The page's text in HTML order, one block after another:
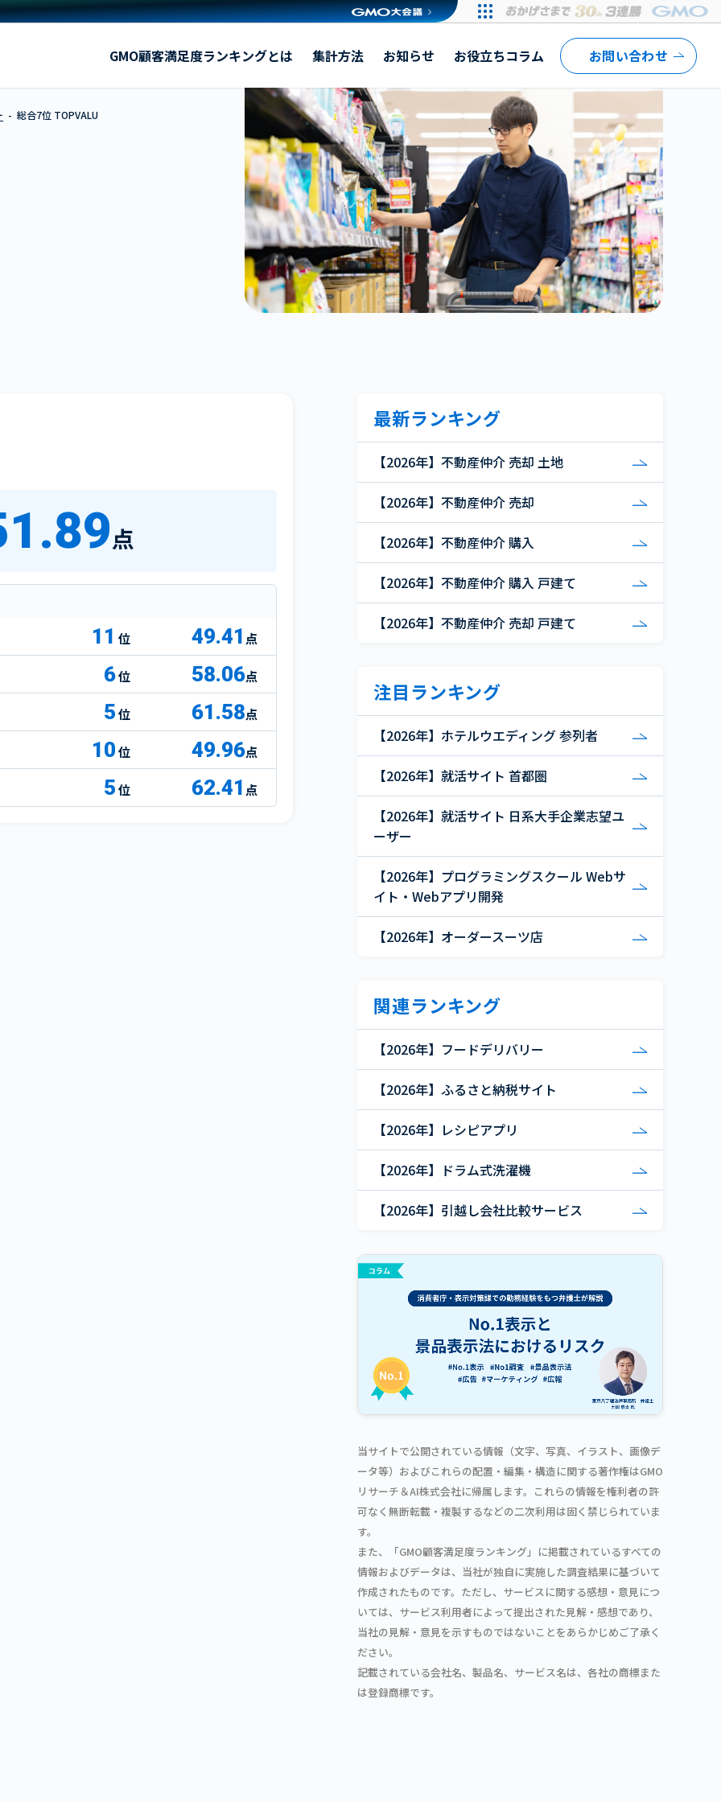
GMO顧客満足度ランキングとは 集計方法 お知らせ お役立ちコラム お問い合わせ
総合7位 TOPVALU
点
11 49.41 点
6 58.06点
5 61.58点
10 49.96点
5 62.41 点
最新ランキング
【2026年】不動産仲介 売却 土地
【2026年】不動産仲介 売却
【2026年】不動産仲介 購入
【2026年】不動産仲介 購入 戸建て
【2026年】不動産仲介 売却 戸建て
注目ランキング
【2026年】ホテルウエディング 参列者
【2026年】就活サイト 首都圏
【2026年】就活サイト 日系大手企業志望ユ
ーザー
【2026年】プログラミングスクール Webサ
イト・Webアプリ開発
【2026年】オーダースーツ店
関連ランキング
【2026年】フードデリバリー
【2026年】ふるさと納税サイト
【2026年】レシピアプリ
【2026年】ドラム式洗濯機
【2026年】引越し会社比較サービス
当サイトで公開されている情報（文字、写真、イラスト、画像デ
ータ等）およびこれらの配置・編集・構造に関する著作権はGMO
リサーチ＆AI株式会社に帰属します。これらの情報を権利者の許
可なく無断転載・複製するなどの二次利用は固く禁じられていま
す。
また、「GMO顧客満足度ランキング」に掲載されているすべての
情報およびデータは、当社が独自に実施した調査結果に基づいて
作成されたものです。ただし、サービスに関する感想・意見につ
いては、サービス利用者によって提出された見解・感想であり、
当社の見解・意見を示すものではないことをあらかじめご了承く
ださい。
記載されている会社名、製品名、サービス名は、各社の商標また
は登録商標です。